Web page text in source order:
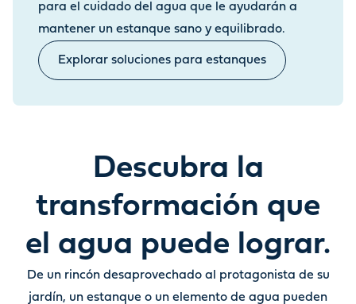
para el cuidado del agua que le ayudarán a
mantener un estanque sano y equilibrado.
Explorar soluciones para estanques
Descubra la
transformación que
el agua puede lograr.
De un rincón desaprovechado al protagonista de su
jardín, un estanque o un elemento de agua pueden